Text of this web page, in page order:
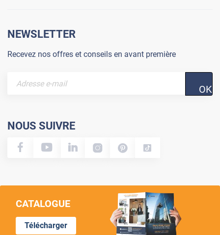
NEWSLETTER
Recevez nos offres et conseils en avant première
OK
NOUS SUIVRE
CATALOGUE
Télécharger